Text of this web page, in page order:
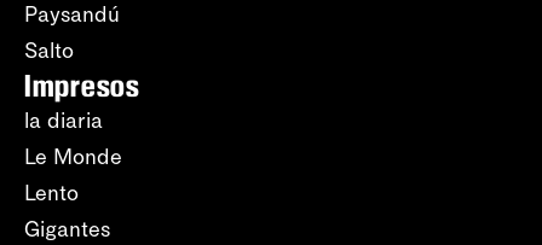
Paysandú
Salto
Impresos
la diaria
Le Monde
Lento
Gigantes